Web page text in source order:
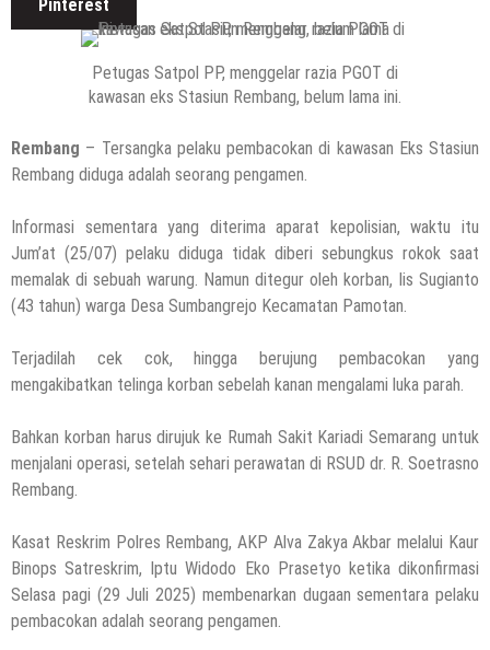
6 Agustus 2026 bymusa r2b
Pria Asli Rembang Masuk Staf
Kepelatihan Timnas, Berikut Profil
6 Agustus 2026 bymusa r2b
HEADLINE
SPPG Mondoteko 3, Usai Dugaan
Keracunan MBG Menyeruak
6 Agustus 2026 bymusa r2b
HEADLINE
(Temuan Mayat Laki-Laki Di Pinggir
Pantai Utara Rembang)
29 Juli 2026 by musa r2b
HEADLINE
Sejumlah Tips Membeli Tanah Kapling,
Terpikirkan Orang Awam
14 Maret 2022 bymusa r2b
HEADLINE
Lewati Cerita Kelam Mirip Sinetron,
Teguh Akhirnya Diselamatkan Serka
Pinterest
Petugas Satpol PP, menggelar razia PGOT di
kawasan eks Stasiun Rembang, belum lama ini.
Rembang – Tersangka pelaku pembacokan di kawasan Eks Stasiun
Rembang diduga adalah seorang pengamen.
Informasi sementara yang diterima aparat kepolisian, waktu itu
Jum’at (25/07) pelaku diduga tidak diberi sebungkus rokok saat
memalak di sebuah warung. Namun ditegur oleh korban, Iis Sugianto
(43 tahun) warga Desa Sumbangrejo Kecamatan Pamotan.
Terjadilah cek cok, hingga berujung pembacokan yang
mengakibatkan telinga korban sebelah kanan mengalami luka parah.
Bahkan korban harus dirujuk ke Rumah Sakit Kariadi Semarang untuk
menjalani operasi, setelah sehari perawatan di RSUD dr. R. Soetrasno
Rembang.
Kasat Reskrim Polres Rembang, AKP Alva Zakya Akbar melalui Kaur
Binops Satreskrim, Iptu Widodo Eko Prasetyo ketika dikonfirmasi
Selasa pagi (29 Juli 2025) membenarkan dugaan sementara pelaku
pembacokan adalah seorang pengamen.